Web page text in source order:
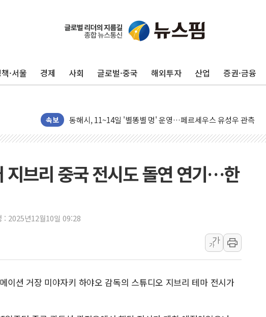
·서울 경제 사회 글로벌·중국 해외투자 산업 증권·금융
속보
中 전방위 아파트 부양, 수도 베이징도 부동산 규제 철폐
인제 용대리 계곡서 수위 상승으로 피서객 7명 고립…전원 구조
강원 중·남부 동해안 시간당 50mm 이상 폭우…호우경보 발효
청양 밭에서 일하던 90대 숨져…온열질환 여부 조사
李대통령, 'ISA·주가누르기 방지법' 전면 재검토 지시
'호우 특보' 경북 울진 시간당 20~30mm 강한 비...가뭄 해소될 듯
10월 보완수사권 폐지·공소청 출범…피해자들 '범죄 사각지대'
한상협, 업계 개인정보 보안 새판 짠다…'자율규제단체' 타진
뉴욕증시, 고용 쇼크에 금리 인상 우려 후퇴…S&P500 최고치
지브리 중국 전시도 돌연 연기…한
: 2025년12월10일 09:28
가
가
이션 거장 미야자키 하야오 감독의 스튜디오 지브리 테마 전시가